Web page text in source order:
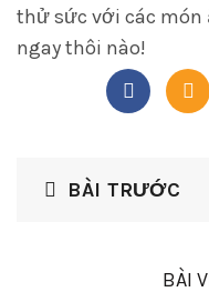
thử sức với các món
ngay thôi nào!
BÀI TRƯỚC
BÀI